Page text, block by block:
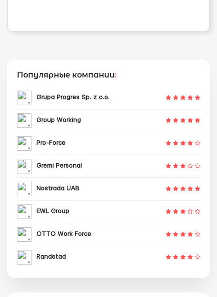
Популярные компании:
Grupa Progres Sp. z o.o.
Group Working
Pro-Force
Gremi Personal
Nostrada UAB
EWL Group
OTTO Work Force
Randstad